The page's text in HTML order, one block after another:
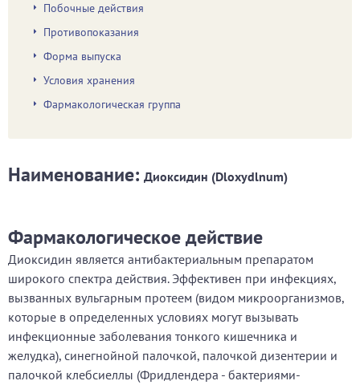
Побочные действия
Противопоказания
Форма выпуска
Условия хранения
Фармакологическая группа
Наименование: Диоксидин (Dloxydlnum)
Фармакологическое действие
Диоксидин является антибактериальным препаратом
широкого спектра действия. Эффективен при инфекциях,
вызванных вульгарным протеем (видом микроорганизмов,
которые в определенных условиях могут вызывать
инфекционные заболевания тонкого кишечника и
желудка), синегнойной палочкой, палочкой дизентерии и
палочкой клебсиеллы (Фридлендера - бактериями-